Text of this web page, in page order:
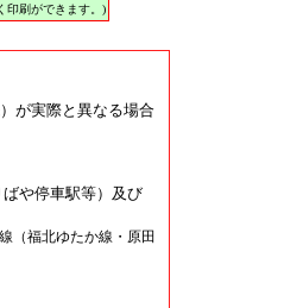
印刷ができます。)
が実際と異なる場合
や停車駅等）及び
（福北ゆたか線・原田